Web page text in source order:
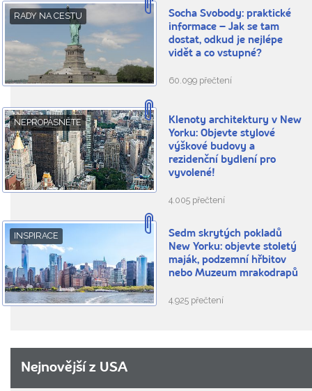
RADY NA CESTU
Socha Svobody: praktické
informace – Jak se tam
dostat, odkud je nejlépe
vidět a co vstupné?
60.099 přečtení
NEPROPÁSNĚTE
Klenoty architektury v New
Yorku: Objevte stylové
výškové budovy a
rezidenční bydlení pro
vyvolené!
4.005 přečtení
INSPIRACE
Sedm skrytých pokladů
New Yorku: objevte stoletý
maják, podzemní hřbitov
nebo Muzeum mrakodrapů
4.925 přečtení
Nejnovější z USA